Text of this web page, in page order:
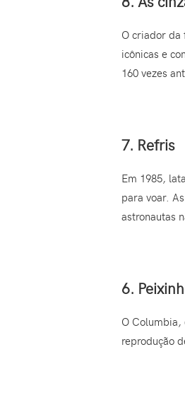
O criador da
icônicas e
160 vezes
7. Refris
Em 1985,
para voar.
astronautas
6.
O Columbia,
reprodução